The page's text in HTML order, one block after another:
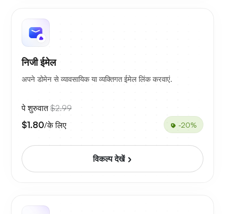
निजी ईमेल
अपने डोमेन से व्यावसायिक या व्यक्तिगत ईमेल लिंक करवाएं.
पे शुरुवात$2.99
$1.80/के लिए -20%
विकल्प देखें